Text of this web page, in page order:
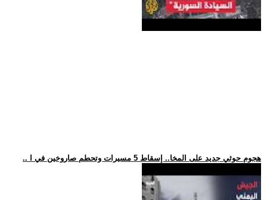
.. هجوم حوثي جديد على المخا.. إسقاط 5 مسيرات وتحطم صاروخين في ا